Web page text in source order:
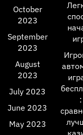
October
2023
September
2023
August
2023
July 2023
June 2023
May 2023
: